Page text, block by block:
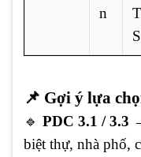
n
T
S
📌 Gợi ý lựa
🔹 PDC 3.1 / 3.3
biệt thự, nhà phố,